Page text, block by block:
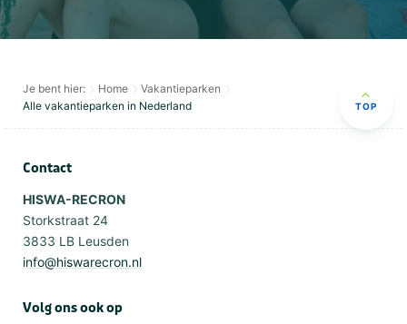
Je bent hier: Home
Vakantieparken
Alle vakantieparken in Nederland
TOP
Contact
HISWA-RECRON
Storkstraat 24
3833 LB Leusden
info@hiswarecron.nl
Volg ons ook op